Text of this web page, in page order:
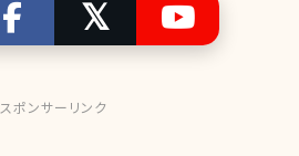
スポンサーリンク